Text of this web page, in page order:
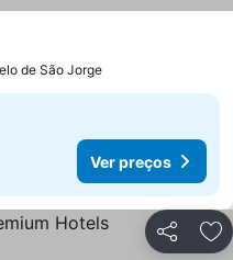
de São Jorge
Ver preços
Partilhar